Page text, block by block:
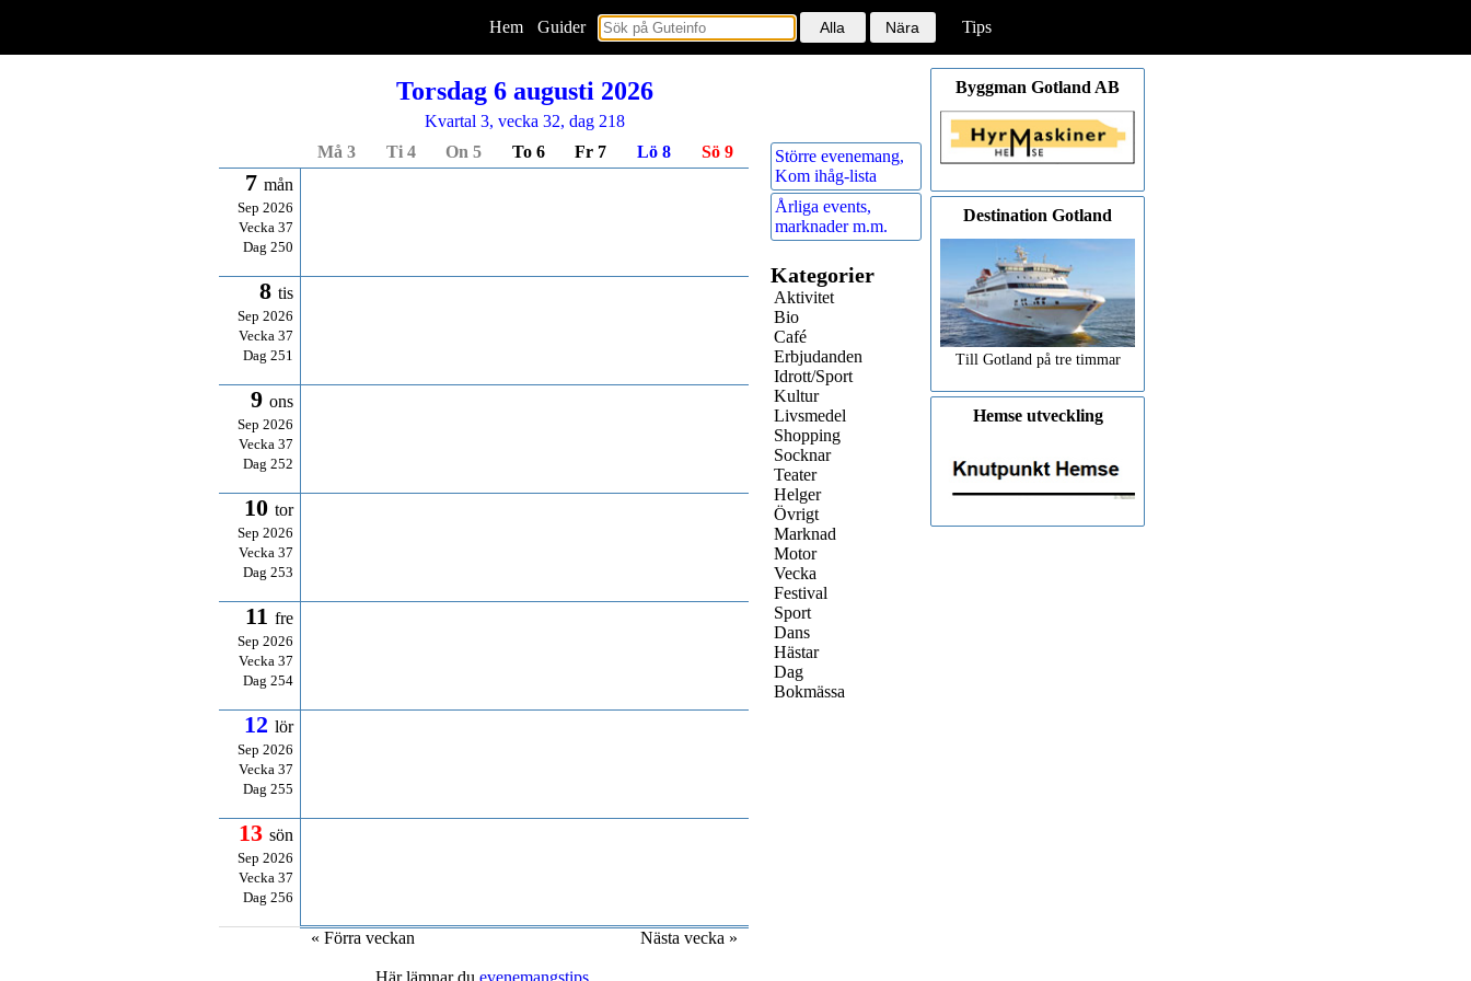
Hem< Guider Tips
Torsdag 6 augusti 2026
Kvartal 3, vecka 32, dag 218
Må 3
Ti 4 On 5 To 6 Fr 7 Lö 8 Sö 9
7 mån
Sep 2026
Vecka 37
Dag 250
8 tis
Sep 2026
Vecka 37
Dag 251
9 ons
Sep 2026
Vecka 37
Dag 252
10 tor
Sep 2026
Vecka 37
Dag 253
11 fre
Sep 2026
Vecka 37
Dag 254
12 lör
Sep 2026
Vecka 37
Dag 255
13 sön
Sep 2026
Vecka 37
Dag 256
« Förra veckan Nästa vecka »
Här lämnar du evenemangstips.
Större evenemang,
Kom ihåg-lista
Årliga events,
marknader m.m.
Kategorier
Aktivitet
Bio
Café
Erbjudanden
Idrott/Sport
Kultur
Livsmedel
Shopping
Socknar
Teater
Helger
Övrigt
Marknad
Motor
Vecka
Festival
Sport
Dans
Hästar
Dag
Bokmässa
Byggman Gotland AB
Destination Gotland
Till Gotland på tre timmar
Hemse utveckling